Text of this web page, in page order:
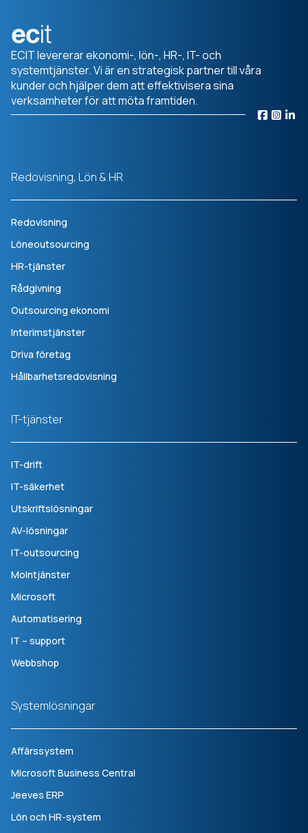
ECIT levererar ekonomi-, lön-, HR-, IT- och
systemtjänster. Vi är en strategisk partner till våra
kunder och hjälper dem att effektivisera sina
verksamheter för att möta framtiden.
Redovisning, Lön & HR
Redovisning
Löneoutsourcing
HR-tjänster
Rådgivning
Outsourcing ekonomi
Interimstjänster
Driva företag
Hållbarhetsredovisning
IT-tjänster
IT-drift
IT-säkerhet
Utskriftslösningar
AV-lösningar
IT-outsourcing
Molntjänster
Microsoft
Automatisering
IT – support
Webbshop
Systemlösningar
Affärssystem
Microsoft Business Central
Jeeves ERP
Lön och HR-system